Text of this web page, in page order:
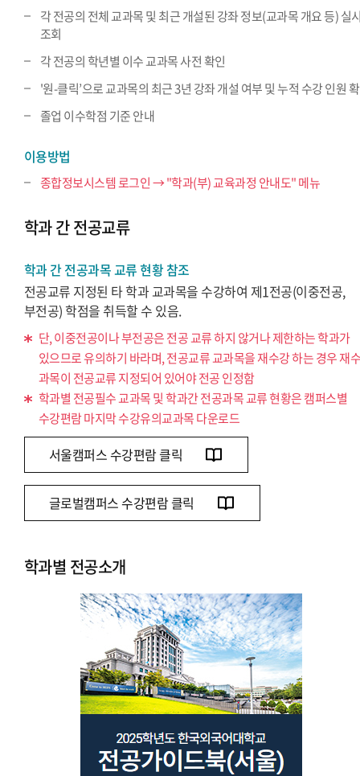
각 전공의 전체 교과목 및 최근 개설된 강좌 정보(교과목 개요 등) 실
조회
각 전공의 학년별 이수 교과목 사전 확인
'원-클릭’으로 교과목의 최근 3년 강좌 개설 여부 및 누적 수강 인원
졸업 이수학점 기준 안내
이용방법
종합정보시스템 로그인 → "학과(부) 교육과정 안내도" 메뉴
학과 간 전공교류
학과 간 전공과목 교류 현황 참조
전공교류 지정된 타 학과 교과목을 수강하여 제1전공(이중전공,
부전공) 학점을 취득할 수 있음.
단, 이중전공이나 부전공은 전공 교류 하지 않거나 제한하는 학과가
있으므로 유의하기 바라며, 전공교류 교과목을 재수강 하는 경우 재
과목이 전공교류 지정되어 있어야 전공 인정함
학과별 전공필수 교과목 및 학과간 전공과목 교류 현황은 캠퍼스별
수강편람 마지막 수강유의교과목 다운로드
서울캠퍼스 수강편람 클릭
글로벌캠퍼스 수강편람 클릭
학과별 전공소개